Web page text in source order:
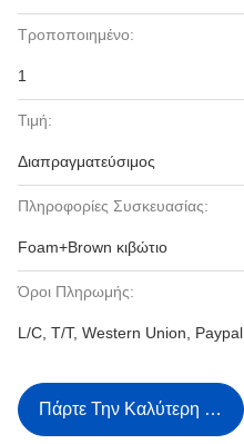
Τροποποιημένο:
1
Τιμή:
Διαπραγματεύσιμος
Πληροφορίες Συσκευασίας:
Foam+Brown κιβώτιο
Όροι Πληρωμής:
L/C, T/T, Western Union, Paypal
Πάρτε Την Καλύτερη Τιμή